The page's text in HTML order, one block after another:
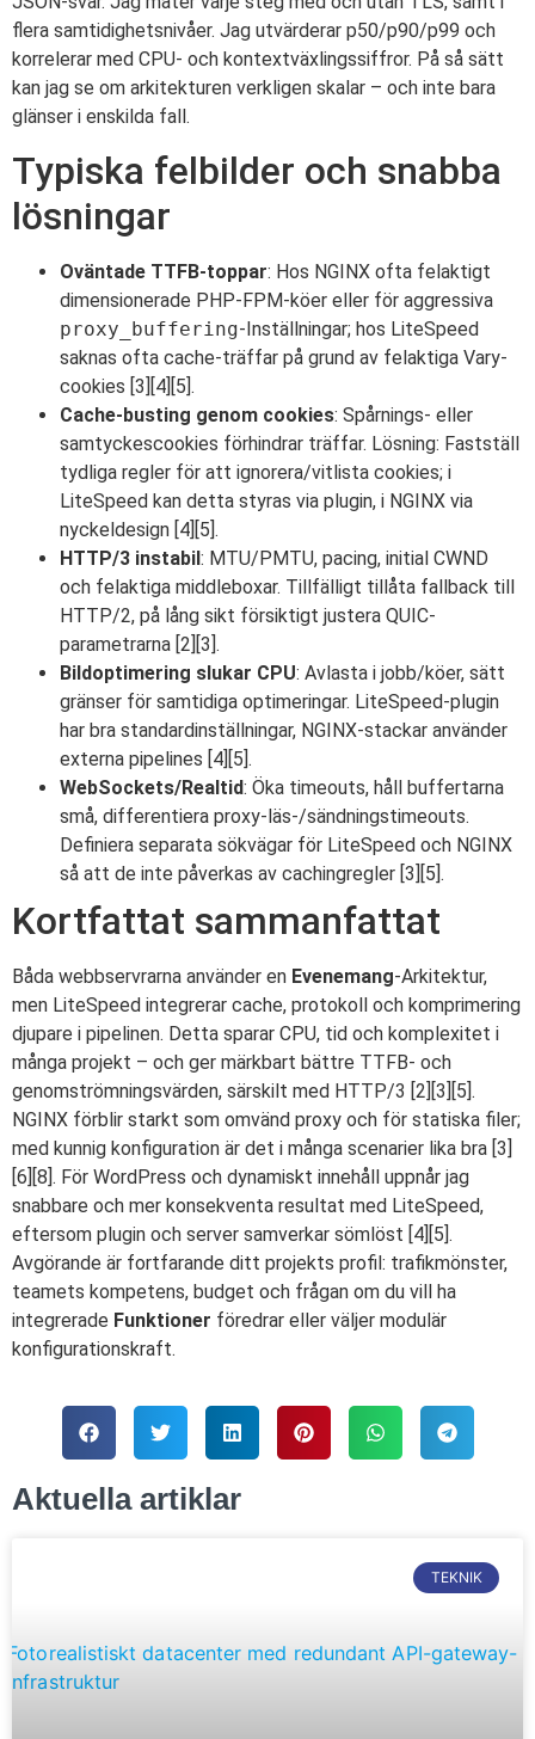
flera samtidighetsnivåer. Jag utvärderar p50/p90/p99 och
korrelerar med CPU- och kontextväxlingssiffror. På så sätt
kan jag se om arkitekturen verkligen skalar – och inte bara
glänser i enskilda fall.
Typiska felbilder och snabba
lösningar
Oväntade TTFB-toppar: Hos NGINX ofta felaktigt
dimensionerade PHP-FPM-köer eller för aggressiva
proxy_buffering-Inställningar; hos LiteSpeed
saknas ofta cache-träffar på grund av felaktiga Vary-
cookies [3][4][5].
Cache-busting genom cookies: Spårnings- eller
samtyckescookies förhindrar träffar. Lösning: Fastställ
tydliga regler för att ignorera/vitlista cookies; i
LiteSpeed kan detta styras via plugin, i NGINX via
nyckeldesign [4][5].
HTTP/3 instabil : MTU/PMTU, pacing, initial CWND
och felaktiga middleboxar. Tillfälligt tillåta fallback till
HTTP/2, på lång sikt försiktigt justera QUIC-
parametrarna [2][3].
Bildoptimering slukar CPU: Avlasta i jobb/köer, sätt
gränser för samtidiga optimeringar. LiteSpeed-plugin
har bra standardinställningar, NGINX-stackar använder
externa pipelines [4][5].
WebSockets/Realtid: Öka timeouts, håll buffertarna
små, differentiera proxy-läs-/sändningstimeouts.
Definiera separata sökvägar för LiteSpeed och NGINX
så att de inte påverkas av cachingregler [3][5].
Kortfattat sammanfattat
Båda webbservrarna använder en Evenemang-Arkitektur,
men LiteSpeed integrerar cache, protokoll och komprimering
djupare i pipelinen. Detta sparar CPU, tid och komplexitet i
många projekt – och ger märkbart bättre TTFB- och
genomströmningsvärden, särskilt med HTTP/3 [2][3][5].
NGINX förblir starkt som omvänd proxy och för statiska filer;
med kunnig konfiguration är det i många scenarier lika bra [3]
[6][8]. För WordPress och dynamiskt innehåll uppnår jag
snabbare och mer konsekventa resultat med LiteSpeed,
eftersom plugin och server samverkar sömlöst [4][5].
Avgörande är fortfarande ditt projekts profil: trafikmönster,
teamets kompetens, budget och frågan om du vill ha
integrerade Funktioner föredrar eller väljer modulär
konfigurationskraft.
Aktuella artiklar
TEKNIK